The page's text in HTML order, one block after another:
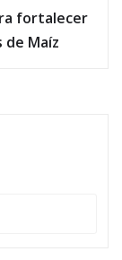
fortalecer
Maíz